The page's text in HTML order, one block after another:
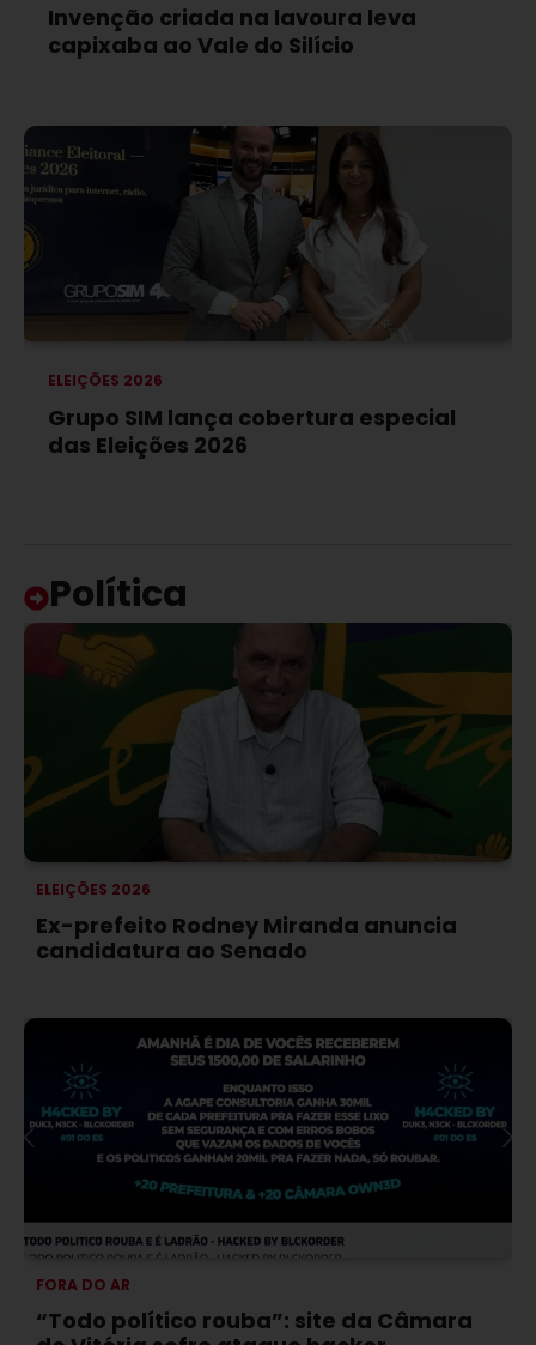
Invenção criada na lavoura leva
capixaba ao Vale do Silício
ELEIÇÕES 2026
Grupo SIM lança cobertura especial
das Eleições 2026
Política
ELEIÇÕES 2026
Ex-prefeito Rodney Miranda anuncia
candidatura ao Senado
FORA DO AR
“Todo político rouba”: site da Câmara